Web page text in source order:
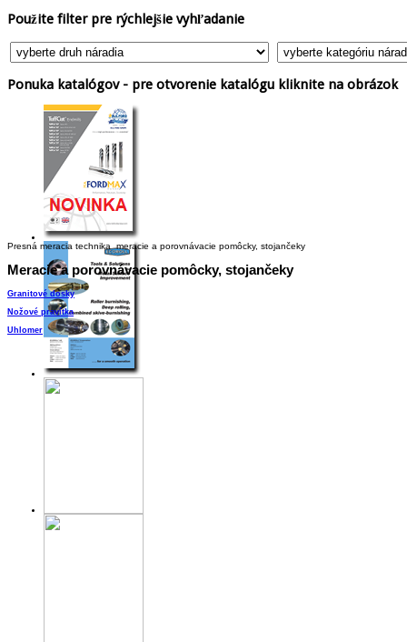
Použite filter pre rýchlejšie vyhľadanie
Ponuka katalógov - pre otvorenie katalógu kliknite na obrázok
Presná meracia technikameracie a porovnávacie pomôcky, stojančeky
Meraciea porovnávacie pomôcky, stojančeky
Granitové dosky
Nožové pravítka
Uhlomer